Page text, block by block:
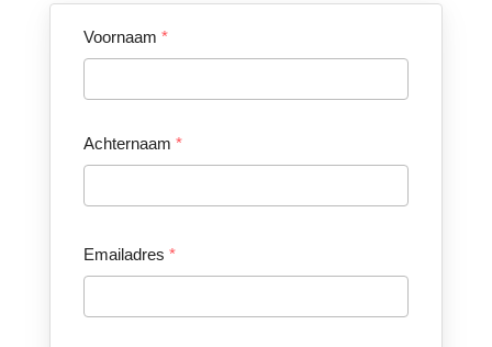
Voornaam *
Achternaam *
Emailadres *